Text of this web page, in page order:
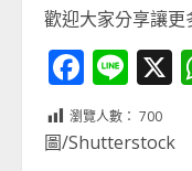
歡迎大家分享讓更
X
瀏覽人數： 700
圖/Shutterstock